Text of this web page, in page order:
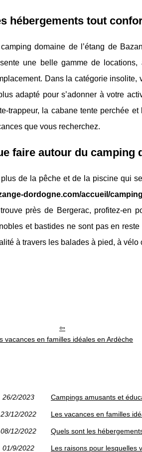
hébergements tout
domaine de l’étang de
une belle gamme de
Dans la catégorie
adapté pour s’adonner à votre
trappeur, la cabane tente perchée
que vous recherchez.
faire autour du camping
plus de la pêche et de la piscine qui
dordogne.com/accueil/
près de Bergerac, profitez-en
et bastides ne sont pas en
à travers les balades à pied, à vélo
vacances en familles idéales en Ardèche
26/2/2023 Campings amusants et
23/12/2022 Les vacances en familles
08/12/2022 Quels sont les
01/9/2022 Les raisons pour lesquelles